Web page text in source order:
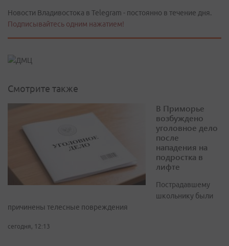
Новости Владивостока в Telegram - постоянно в течение дня.
Подписывайтесь одним нажатием!
Смотрите также
В Приморье
возбуждено
уголовное дело
после
нападения на
подростка в
лифте
Пострадавшему
школьнику были
причинены телесные повреждения
сегодня, 12:13